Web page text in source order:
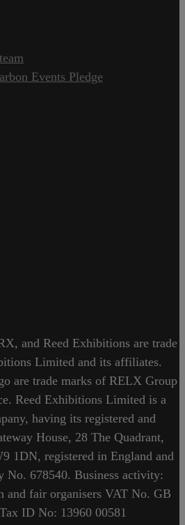
Events Pledge
and Reed Exhibitions are trade
Limited and its affiliates.
are trade marks of RELX Group
Reed Exhibitions Limited is a
having its registered and
House, 28 The Quadrant,
1DN, registered in England and
No. 678540. Business activity:
fair organisers VAT No. GB
ID No: 13960 00581